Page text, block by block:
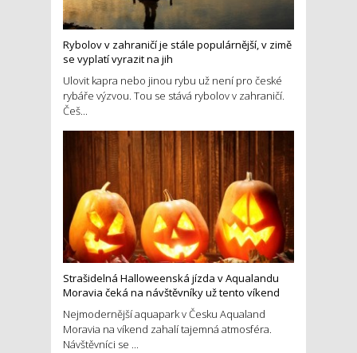
Rybolov v zahraničí je stále populárnější, v zimě
se vyplatí vyrazit na jih
Ulovit kapra nebo jinou rybu už není pro české
rybáře výzvou. Tou se stává rybolov v zahraničí.
Češ...
Strašidelná Halloweenská jízda v Aqualandu
Moravia čeká na návštěvníky už tento víkend
Nejmodernější aquapark v Česku Aqualand
Moravia na víkend zahalí tajemná atmosféra.
Návštěvníci se ...